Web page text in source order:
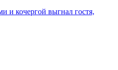
и кочергой выгнал гостя,